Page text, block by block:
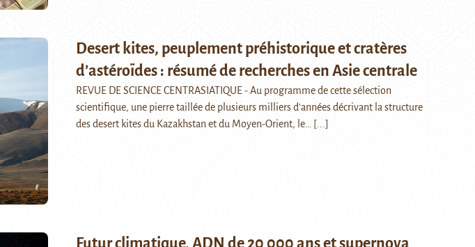
Desert kites, peuplement préhistorique et cratères
d’astéroïdes : résumé de recherches en Asie centrale
REVUE DE SCIENCE CENTRASIATIQUE - Au programme de cette sélection
scientifique, une pierre taillée de plusieurs milliers d'années décrivant la structure
des desert kites du Kazakhstan et du Moyen-Orient, le…
[...]
Futur climatique, ADN de 20 000 ans et supernova